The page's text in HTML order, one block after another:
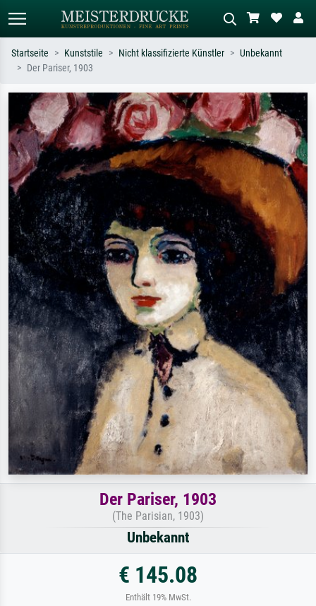
Suchen Sie nach Künstlern, Werktiteln
oder Stilen – z.B. Monet,
Sternennacht, Impressionismus, Welle
Hokusai, Akt.
Beschreiben Sie die Szene – z.B. Grüne
Wiese, Abstrakt mit viel Rot, Dunkles
Ölgemälde, Stehender Akt neben einem
Baum.
Startseite Kunststile Nicht klassifizierte Künstler
Unbekannt
Der Pariser, 1903
Der Pariser, 1903
(The Parisian, 1903)
Unbekannt
€ 145.08
Enthält 19% MwSt.